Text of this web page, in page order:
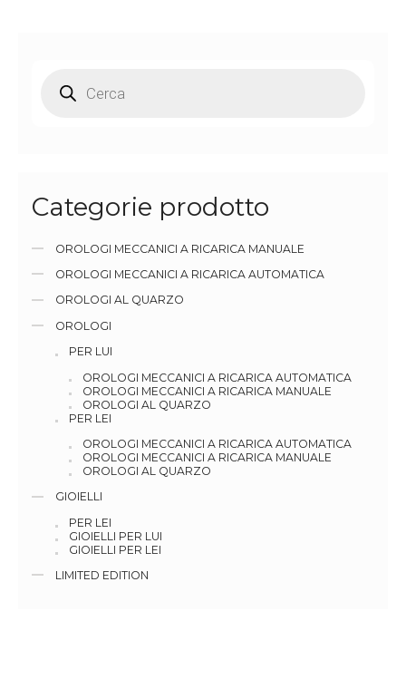
Categorie prodotto
OROLOGI MECCANICI A RICARICA MANUALE
OROLOGI MECCANICI A RICARICA AUTOMATICA
OROLOGI AL QUARZO
OROLOGI
PER LUI
OROLOGI MECCANICI A RICARICA AUTOMATICA
OROLOGI MECCANICI A RICARICA MANUALE
OROLOGI AL QUARZO
PER LEI
OROLOGI MECCANICI A RICARICA AUTOMATICA
OROLOGI MECCANICI A RICARICA MANUALE
OROLOGI AL QUARZO
GIOIELLI
PER LEI
GIOIELLI PER LUI
GIOIELLI PER LEI
LIMITED EDITION